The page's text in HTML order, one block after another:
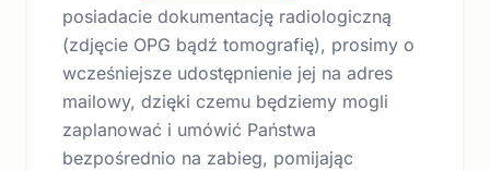
posiadacie dokumentację radiologiczną
(zdjęcie OPG bądź tomografię), prosimy o
wcześniejsze udostępnienie jej na adres
mailowy, dzięki czemu będziemy mogli
zaplanować i umówić Państwa
bezpośrednio na zabieg, pomijając